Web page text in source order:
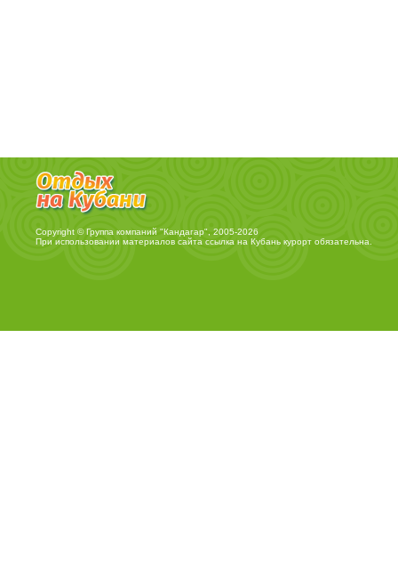
Copyright © Группа компаний "Кандагар", 2005-2026
При использовании материалов сайта ссылка на Кубань курортобязательна.